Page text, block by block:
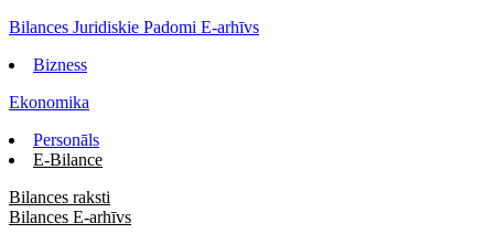
Bilances Juridiskie Padomi E-arhīvs
Bizness
Ekonomika
Personāls
E-Bilance
Bilances raksti
Bilances E-arhīvs